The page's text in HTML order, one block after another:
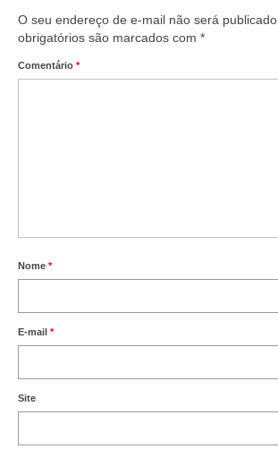
O seu endereço de e-mail não será publicado.
obrigatórios são marcados com *
Comentário *
Nome *
E-mail *
Site